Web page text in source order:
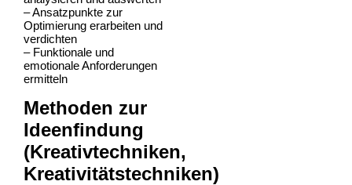
– Ansatzpunkte zur
Optimierung erarbeiten und
verdichten
– Funktionale und
emotionale Anforderungen
ermitteln
Methoden zur
Ideenfindung
(Kreativtechniken,
Kreativitätstechniken)